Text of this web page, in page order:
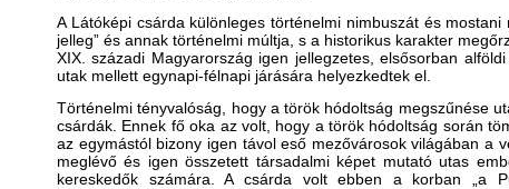
A Látóképi csárda különleges történelmi nimbuszát és
jelleg” és annak történelmi múltja, s a historikus karakter
XIX. századi Magyarország igen jellegzetes, elsősorban
utak mellett egynapi-félnapi járására helyezkedtek el.
Történelmi tényvalóság, hogy a török hódoltság megszűnése
csárdák. Ennek fő oka az volt, hogy a török hódoltság során
az egymástól bizony igen távol eső mezővárosok világában a
meglévő és igen összetett társadalmi képet mutató utas
kereskedők számára. A csárda volt ebben a korban „a